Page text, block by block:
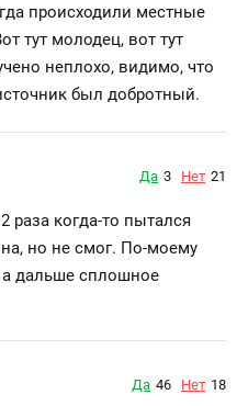
происходили местные
тут молодец, вот тут
неплохо, видимо, что
был добротный.
Да 3 Нет 21
раза когда-то пытался
но не смог. По-моему
а дальше сплошное
Да 46 Нет 18